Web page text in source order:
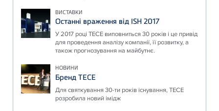
ВИСТАВКИ
Останні враження від ISH 2017
У 2017 році ТЕСЕ виповниться 30 років і це привід
для проведення аналізу компанії, її розвитку, а
також прогнозування на майбутнє.
НОВИНИ
Бренд ТЕСЕ
Для святкування 30-ти років існування, ТЕСЕ
розробила новий імідж